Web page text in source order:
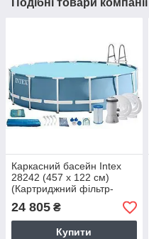
Каркасний басейн Intex
28242 (457 x 122 см)
(Картриджний фільтр-
насос 3 785 л/год, сходи,
тент, підстилка)
24 805 ₴
Купити